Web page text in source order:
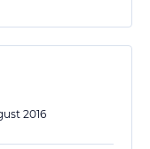
bei der
ein anderes
bekommen…
2016